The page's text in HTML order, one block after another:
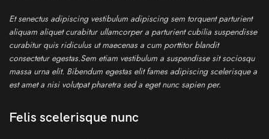
Et senectus adipiscing vestibulum adipiscing sem torquent parturient
aliquam aliquet curabitur ullamcorper a parturient cubilia suspendisse
curabitur quis ridiculus ut maecenas a cum porttitor blandit
consectetur egestas.Sem etiam vestibulum a suspendisse sit sociosqu
massa urna elit. Bibendum egestas elit fames adipiscing scelerisque a
est amet a nisi volutpat pharetra sed a eget nunc sapien per.
Felis scelerisque nunc